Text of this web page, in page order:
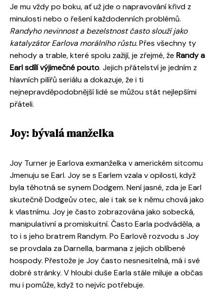
Je mu vždy po boku, ať už jde o napravování křivd z
minulosti nebo o řešení každodenních problémů.
Randyho nevinnost a bezelstnost často slouží jako
katalyzátor Earlova morálního růstu.Přes všechny ty
nehody a trable, které spolu zažijí, je zřejmé, že Randy a
Earl sdílí výjimečné pouto. Jejich přátelství je jedním z
hlavních pilířů seriálu a dokazuje, že i ti
nejnepravděpodobnější lidé se můžou stát nejlepšími
přáteli.
Joy: bývalá manželka
Joy Turner je Earlova exmanželka v americkém sitcomu
Jmenuju se Earl. Joy se s Earlem vzala v opilosti, když
byla těhotná se synem Dodgem. Není jasné, zda je Earl
skutečně Dodgeův otec, ale i tak se k němu chová jako
k vlastnímu. Joy je často zobrazována jako sobecká,
manipulativní a promiskuitní. Často Earla podváděla, a
to i s jeho bratrem Randym. Po Earlově rozvodu s Joy
se provdala za Darnella, barmana z jejich oblíbené
hospody. Přestože je Joy často nesnesitelná, má i své
dobré stránky. V hloubi duše Earla stále miluje a občas
mu i pomůže, když to nejvíc potřebuje.